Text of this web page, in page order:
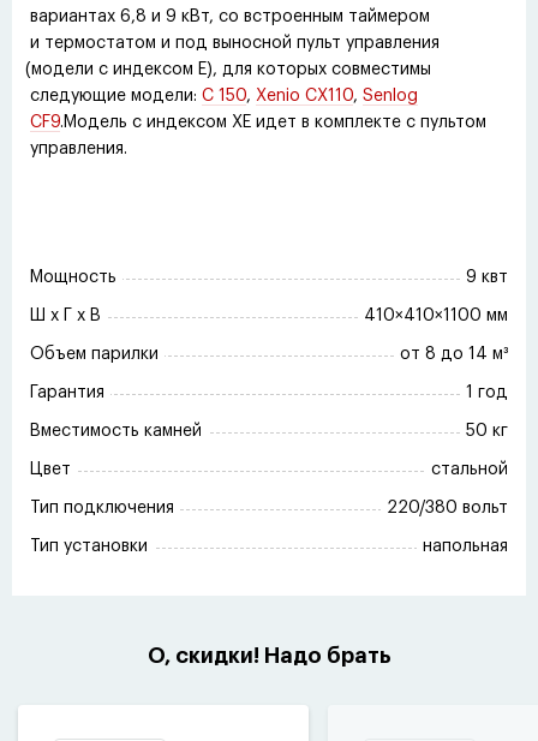
вариантах 6,8 и 9 кВт, со встроенным таймером
и термостатом и под выносной пульт управления
(модели с индексом Е), для которых совместимы
следующие модели: C 150, Xenio CX110, Senlog
CF9.Модель с индексом XE идет в комплекте с пультом
управления.
Мощность 9 квт
Ш x Г x В 410×410×1100 мм
Объем парилки от 8 до 14 м³
Гарантия 1 год
Вместимость камней 50 кг
Цвет стальной
Тип подключения 220/380 вольт
Тип установки напольная
О, скидки! Надо брать